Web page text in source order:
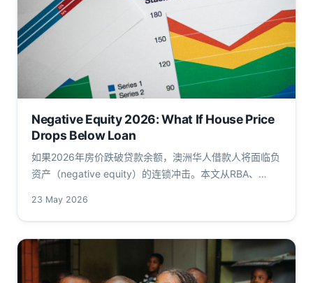
Negative Equity 2026: What If House Price
Drops Below Loan
如果2026年房价跌破贷款余额，澳洲华人借款人将面临负
资产（negative equity）的连锁冲击。本文从RBA、
助读者理解2026年可能的资产负债表压力。
23 May 2026